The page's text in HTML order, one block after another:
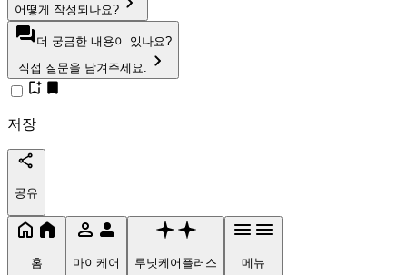
어떻게 작성되나요?
더 궁금한 내용이 있나요?
직접 질문을 남겨주세요.
저장
공유
홈 마이케어 루닛케어플러스 메뉴